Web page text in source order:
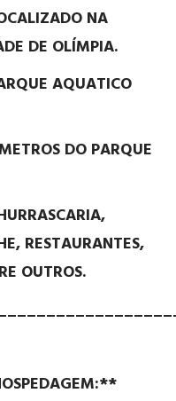
NA
DE OLÍMPIA.
AQUATICO
DO PARQUE
RESTAURANTES,
OUTROS.